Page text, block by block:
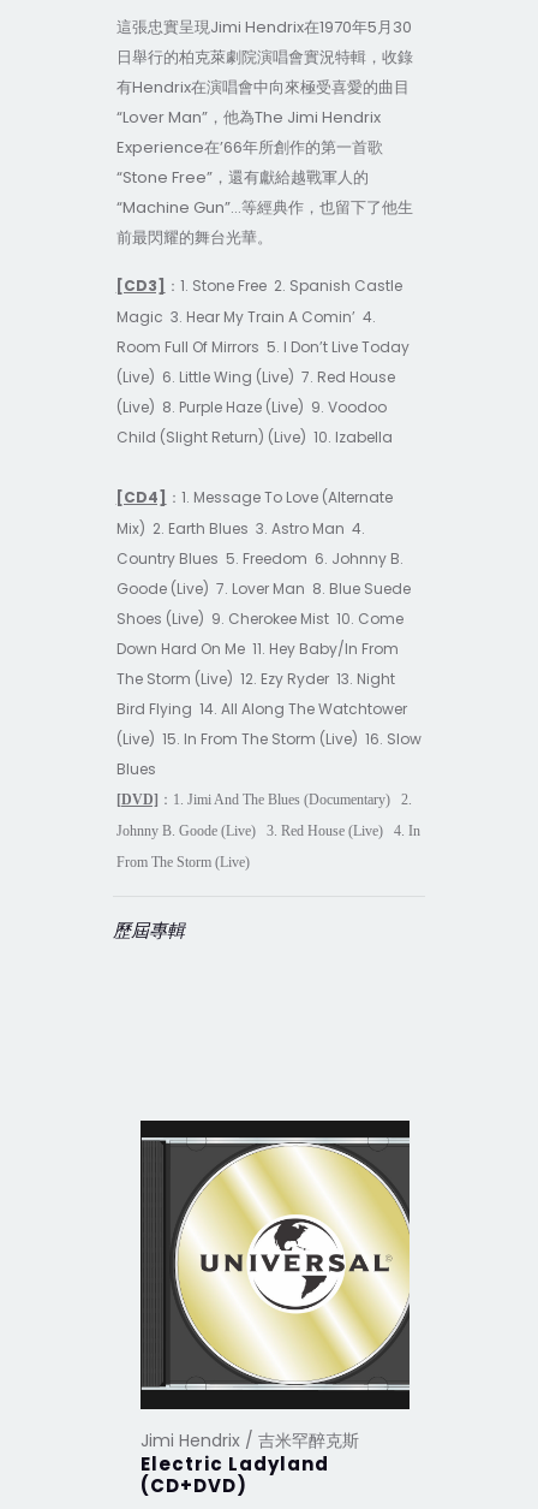
這張忠實呈現Jimi Hendrix在1970年5月30
日舉行的柏克萊劇院演唱會實況特輯，收錄
有Hendrix在演唱會中向來極受喜愛的曲目
“Lover Man”，他為The Jimi Hendrix
Experience在’66年所創作的第一首歌
“Stone Free”，還有獻給越戰軍人的
“Machine Gun”…等經典作，也留下了他生
前最閃耀的舞台光華。
[CD3] ： 1. Stone Free 2. Spanish Castle
Magic 3. Hear My Train A Comin’ 4.
Room Full Of Mirrors 5. I Don’t Live Today
(Live) 6. Little Wing (Live) 7. Red House
(Live) 8. Purple Haze (Live) 9. Voodoo
Child (Slight Return) (Live) 10. Izabella
[CD4] ： 1. Message To Love (Alternate
Mix) 2. Earth Blues 3. Astro Man 4.
Country Blues 5. Freedom 6. Johnny B.
Goode (Live) 7. Lover Man 8. Blue Suede
Shoes (Live) 9. Cherokee Mist 10. Come
Down Hard On Me 11. Hey Baby/In From
The Storm (Live) 12. Ezy Ryder 13. Night
Bird Flying 14. All Along The Watchtower
(Live) 15. In From The Storm (Live) 16. Slow
Blues
[DVD] ： 1. Jimi And The Blues (Documentary)
2.
Johnny B. Goode (Live)
3. Red House (Live)
4. In
From The Storm (Live)
歷屆專輯
Jimi Hendrix / 吉米罕醉克斯
Electric Ladyland
(CD+DVD)